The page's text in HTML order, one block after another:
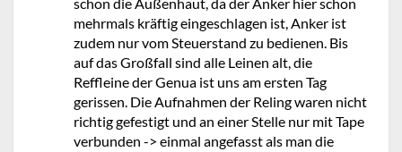
mehrmals kräftig eingeschlagen ist, Anker ist
zudem nur vom Steuerstand zu bedienen. Bis
auf das Großfall sind alle Leinen alt, die
Reffleine der Genua ist uns am ersten Tag
gerissen. Die Aufnahmen der Reling waren nicht
richtig gefestigt und an einer Stelle nur mit Tape
verbunden -> einmal angefasst als man die